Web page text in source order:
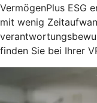
VermögenPlus ESG
mit wenig
finden Sie bei Ihrer